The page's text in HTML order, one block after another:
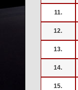
11.
12.
13.
14.
15.